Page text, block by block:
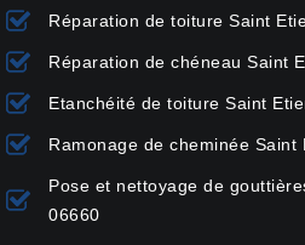
Réparation de toiture Saint
Réparation de chéneau Saint
Etanchéité de toiture Saint
Ramonage de cheminée Saint
Pose et nettoyage de
06660